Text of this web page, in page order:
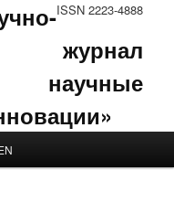
ISSN 2223-4888
журнал
научные